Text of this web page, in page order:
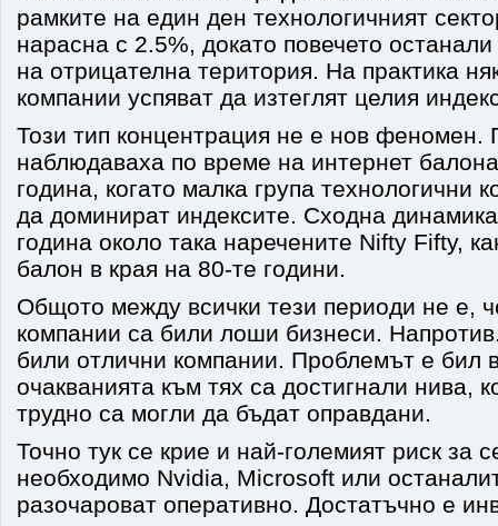
рамките на един ден технологичният
нарасна с 2.5%, докато повечето
на отрицателна територия. На практика
компании успяват да изтеглят целия
Този тип концентрация не е нов феномен.
наблюдаваха по време на интернет
година, когато малка група технологични
да доминират индексите. Сходна
година около така наречените Nifty Fifty,
балон в края на 80-те години.
Общото между всички тези периоди не е,
компании са били лоши бизнеси.
били отлични компании. Проблемът е бил
очакванията към тях са достигнали нива,
трудно са могли да бъдат оправдани.
Точно тук се крие и най-големият риск за
необходимо Nvidia, Microsoft или
разочароват оперативно. Достатъчно е